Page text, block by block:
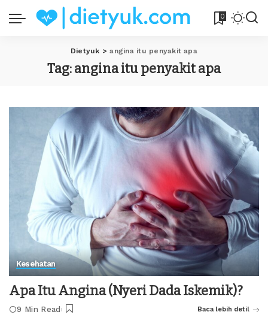
0
Dietyuk >angina itu penyakit apa
Tag:angina itu penyakit apa
Kesehatan
Apa Itu Angina (Nyeri Dada Iskemik)?
9 Min Read Baca lebih detil